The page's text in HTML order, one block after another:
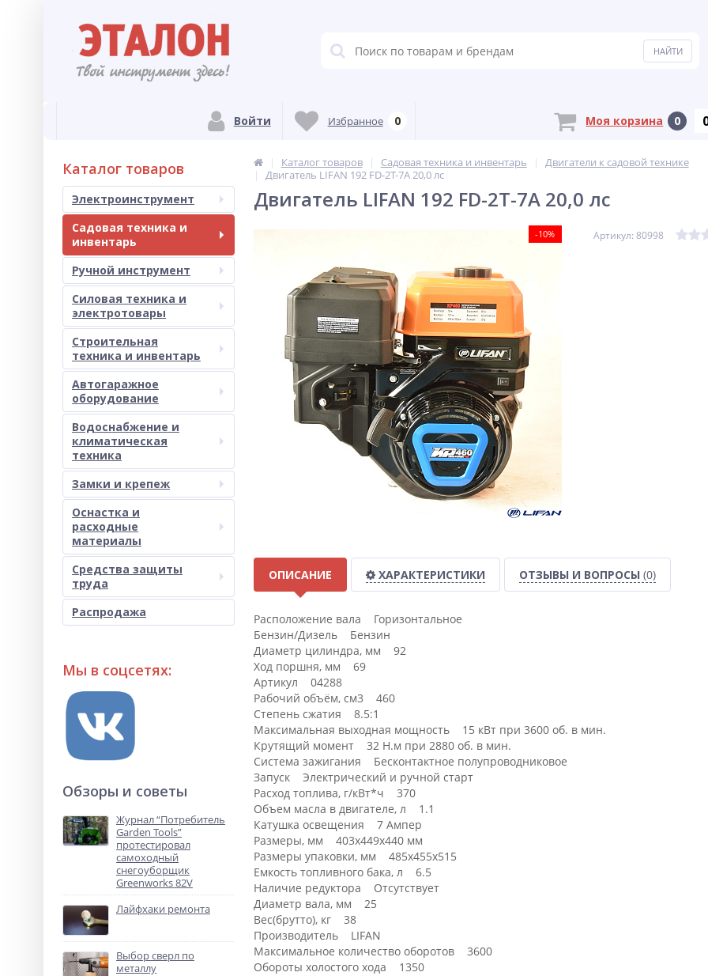
Войти Избранное 0 Моя корзина 0
Каталог товаров
Электроинструмент
Садовая техника и
инвентарь
Ручной инструмент
Силовая техника и
электротовары
Строительная
техника и инвентарь
Автогаражное
оборудование
Водоснабжение и
климатическая
техника
Замки и крепеж
Оснастка и
расходные
материалы
Средства защиты
труда
Распродажа
Мы в соцсетях:
Обзоры и советы
Журнал “Потребитель
Garden Tools”
протестировал
самоходный
снегоуборщик
Greenworks 82V
Лайфхаки ремонта
Выбор сверл по
металлу
Каталог товаров Садовая техника и инвентарь
Двигатели к садовой технике
Двигатель LIFAN 192 FD-2Т-7А 20,0 лс
Двигатель LIFAN 192 FD-2Т-7А 20,0 лс
-10% Артикул: 80998
ОПИСАНИЕ ХАРАКТЕРИСТИКИ ОТЗЫВЫ И ВОПРОСЫ (0)
Расположение вала Горизонтальное
Бензин/Дизель Бензин
Диаметр цилиндра, мм 92
Ход поршня, мм 69
Артикул 04288
Рабочий объём, см3 460
Степень сжатия 8.5:1
Максимальная выходная мощность 15 кВт при 3600 об. в мин.
Крутящий момент 32 Н.м при 2880 об. в мин.
Система зажигания Бесконтактное полупроводниковое
Запуск Электрический и ручной старт
Расход топлива, г/кВт*ч 370
Объем масла в двигателе, л 1.1
Катушка освещения 7 Ампер
Размеры, мм 403х449х440 мм
Размеры упаковки, мм 485х455х515
Емкость топливного бака, л 6.5
Наличие редуктора Отсутствует
Диаметр вала, мм 25
Вес(брутто), кг 38
Производитель LIFAN
Максимальное количество оборотов 3600
Обороты холостого хода 1350